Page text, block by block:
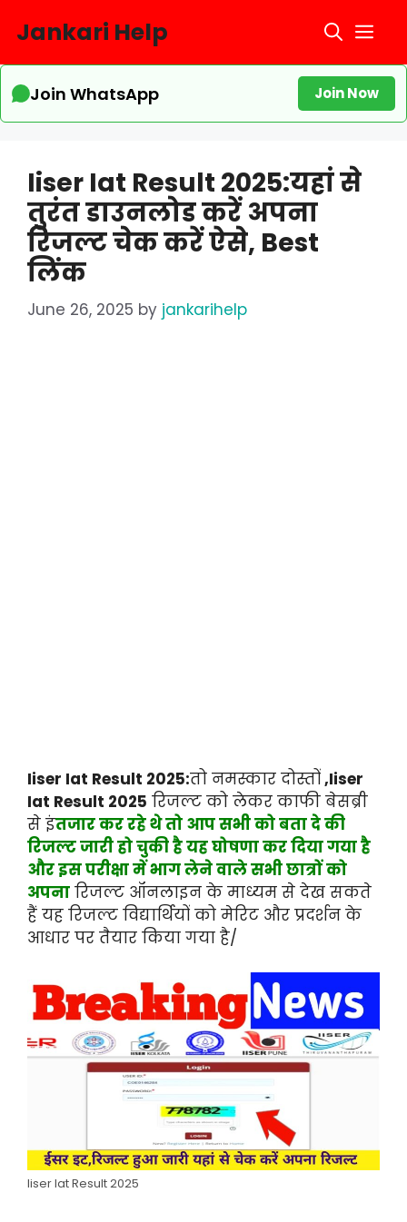
Jankari Help
Join WhatsApp Join Now
Iiser Iat Result 2025:यहां से
तुरंत डाउनलोड करें अपना
रिजल्ट चेक करें ऐसे, Best
लिंक
June 26, 2025 by jankarihelp
Iiser Iat Result 2025:तो नमस्कार दोस्तों ,Iiser
Iat Result 2025 रिजल्ट को लेकर काफी बेसब्री
से इंतजार कर रहे थे तो आप सभी को बता दे की
रिजल्ट जारी हो चुकी है यह घोषणा कर दिया गया है
और इस परीक्षा में भाग लेने वाले सभी छात्रों को
अपना रिजल्ट ऑनलाइन के माध्यम से देख सकते
हैं यह रिजल्ट विद्यार्थियों को मेरिट और प्रदर्शन के
आधार पर तैयार किया गया है/
Iiser Iat Result 2025